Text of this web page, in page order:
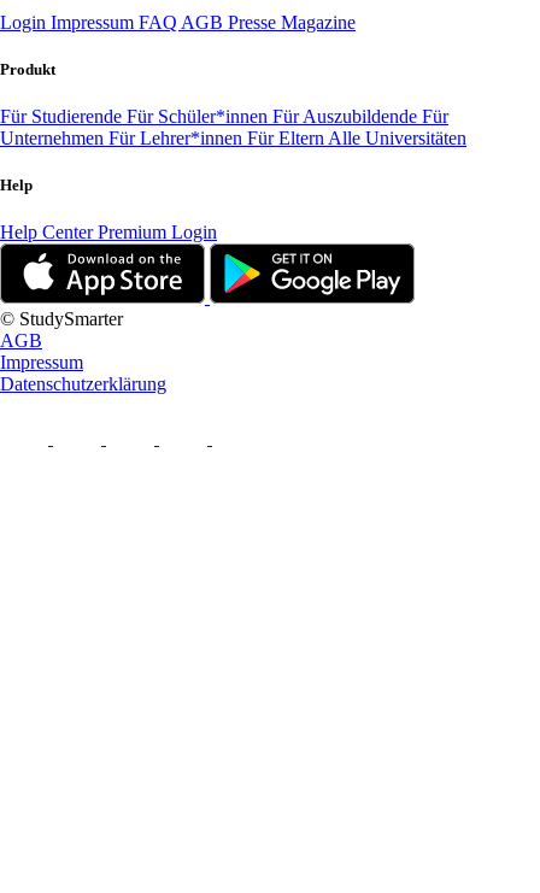
Login Impressum FAQ AGB Presse Magazine
Produkt
Für Studierende Für Schüler*innen Für Auszubildende Für
Unternehmen Für Lehrer*innen Für Eltern Alle Universitäten
Help
Help CenterPremium Login
© StudySmarter
AGB
Impressum
Datenschutzerklärung